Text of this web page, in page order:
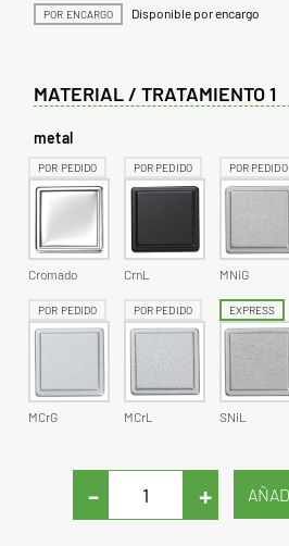
POR ENCARGO Disponible por encargo
MATERIAL / TRATAMIENTO 1
metal
POR PEDIDO
Cromado
POR PEDIDO
CrnL
POR PEDIDO
MNiG
POR PEDIDO
MCrG
POR PEDIDO
MCrL
EXPRESS
SNiL
- +